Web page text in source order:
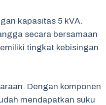
kapasitas 5 kVA.
secara bersamaan
tingkat kebisingan
Dengan komponen
mendapatkan suku